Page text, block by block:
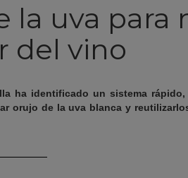
la uva para
del vino
ha identificado un sistema
orujo de la uva blanca y